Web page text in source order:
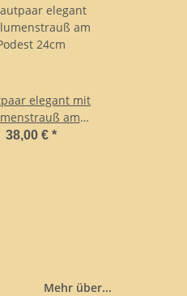
elegant mit
am
Podest 24cm
38,00 € *
Mehr über...